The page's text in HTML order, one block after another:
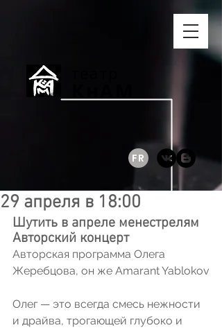
FR
29 апреля в 18:00
Шутить в апреле менестрелям
Авторский концерт
Авторская программа Олега
Жеребцова, он же Amarant Yablokov
Олег — это всегда смесь нежности
и драйва, трогающей глубоко и